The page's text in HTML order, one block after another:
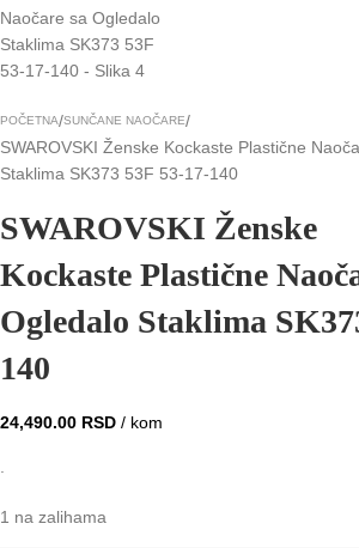
POČETNA SUNČANE NAOČARE
SWAROVSKI Ženske Kockaste Plastične
Staklima SK373 53F 53-17-140
SWAROVSKI Ženske
Kockaste Plastične
Ogledalo Staklima
140
24,490.00 RSD / kom
.
1 na zalihama